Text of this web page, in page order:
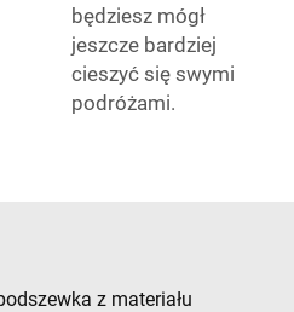
będziesz mógł
jeszcze bardziej
cieszyć się swymi
podróżami.
z materiału